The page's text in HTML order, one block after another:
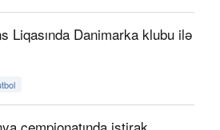
Liqasında Danimarka klubu ilə